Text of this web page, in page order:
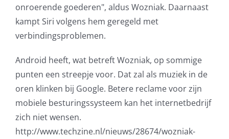
onroerende goederen", aldus Wozniak. Daarnaast
kampt Siri volgens hem geregeld met
verbindingsproblemen.
Android heeft, wat betreft Wozniak, op sommige
punten een streepje voor. Dat zal als muziek in de
oren klinken bij Google. Betere reclame voor zijn
mobiele besturingssysteem kan het internetbedrijf
zich niet wensen.
http://www.techzine.nl/nieuws/28674/wozniak-